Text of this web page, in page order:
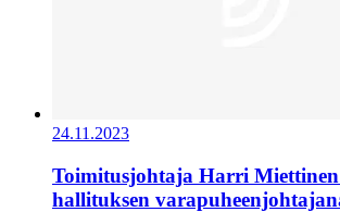
24.11.2023
Toimitusjohtaja Harri
hallituksen